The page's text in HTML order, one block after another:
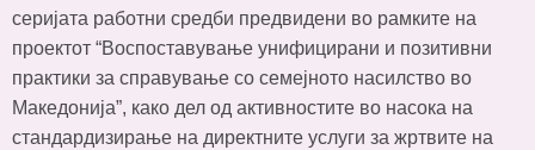
серијата работни средби предвидени во рамките на
проектот “Воспоставување унифицирани и позитивни
практики за справување со семејното насилство во
Македонија”, како дел од активностите во насока на
стандардизирање на директните услуги за жртвите на